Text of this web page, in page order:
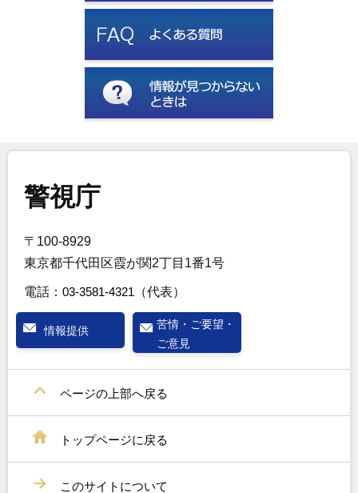
警視庁
〒100-8929
東京都千代田区霞が関2丁目1番1号
電話： 03-3581-4321 （代表）
情報提供
苦情・ご要望・
ご意見
ページの上部へ戻る
トップページに戻る
このサイトについて